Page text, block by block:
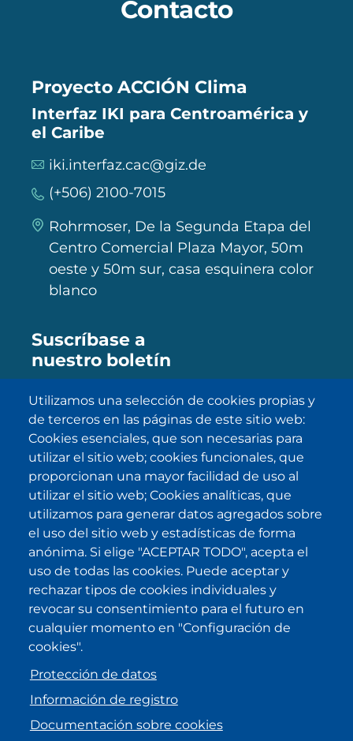
Contacto
Proyecto ACCIÓN Clima
Interfaz IKI para Centroamérica y
el Caribe
iki.interfaz.cac@giz.de
(+506) 2100-7015
Rohrmoser, De la Segunda Etapa del
Centro Comercial Plaza Mayor, 50m
oeste y 50m sur, casa esquinera color
blanco
Suscríbase a
nuestro boletín
SUBSCRIBE
He sido informado/a sobre política
de privacidad
y la acepto.
IKI en otras latitudes
. . . .
Utilizamos una selección de cookies propias y
de terceros en las páginas de este sitio web:
Cookies esenciales, que son necesarias para
utilizar el sitio web; cookies funcionales, que
proporcionan una mayor facilidad de uso al
utilizar el sitio web; Cookies analíticas, que
utilizamos para generar datos agregados sobre
el uso del sitio web y estadísticas de forma
anónima. Si elige "ACEPTAR TODO", acepta el
uso de todas las cookies. Puede aceptar y
rechazar tipos de cookies individuales y
revocar su consentimiento para el futuro en
cualquier momento en "Configuración de
cookies".
Protección de datos
Información de registro
Documentación sobre cookies